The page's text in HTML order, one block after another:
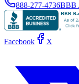
888-277-4736BBB
Facebook X